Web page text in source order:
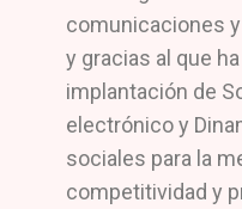
comunicaciones
y gracias al que
implantación de
electrónico y
sociales para la
competitividad y